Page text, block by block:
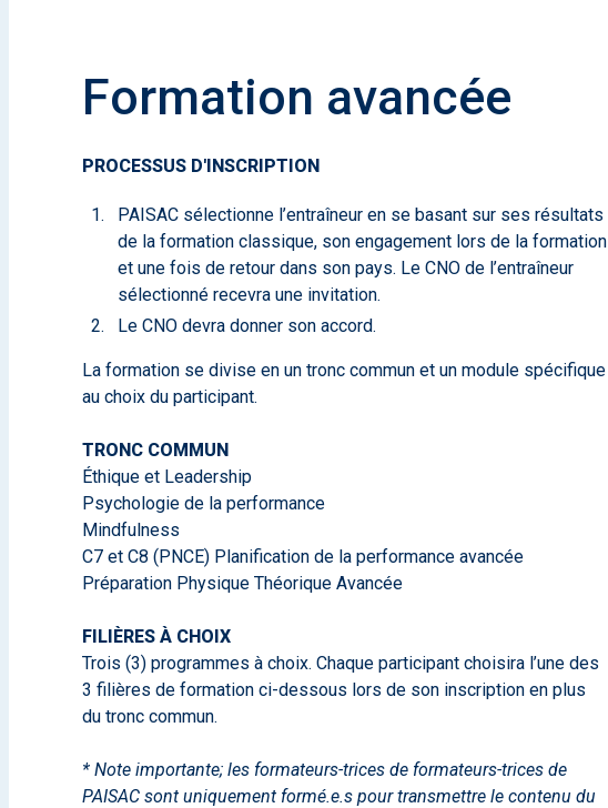
Formation avancée
PROCESSUS D'INSCRIPTION
PAISAC sélectionne l’entraîneur en se basant sur ses résultats
de la formation classique, son engagement lors de la formation
et une fois de retour dans son pays. Le CNO de l’entraîneur
sélectionné recevra une invitation.
Le CNO devra donner son accord.
La formation se divise en un tronc commun et un module spécifique
au choix du participant.
TRONC COMMUN
Éthique et Leadership
Psychologie de la performance
Mindfulness
C7 et C8 (PNCE) Planification de la performance avancée
Préparation Physique Théorique Avancée
FILIÈRES À CHOIX
Trois (3) programmes à choix. Chaque participant choisira l’une des
3 filières de formation ci-dessous lors de son inscription en plus
du tronc commun.
* Note importante; les formateurs-trices de formateurs-trices de
PAISAC sont uniquement formé.e.s pour transmettre le contenu du